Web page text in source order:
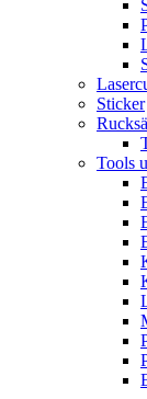
Sticker
Tools